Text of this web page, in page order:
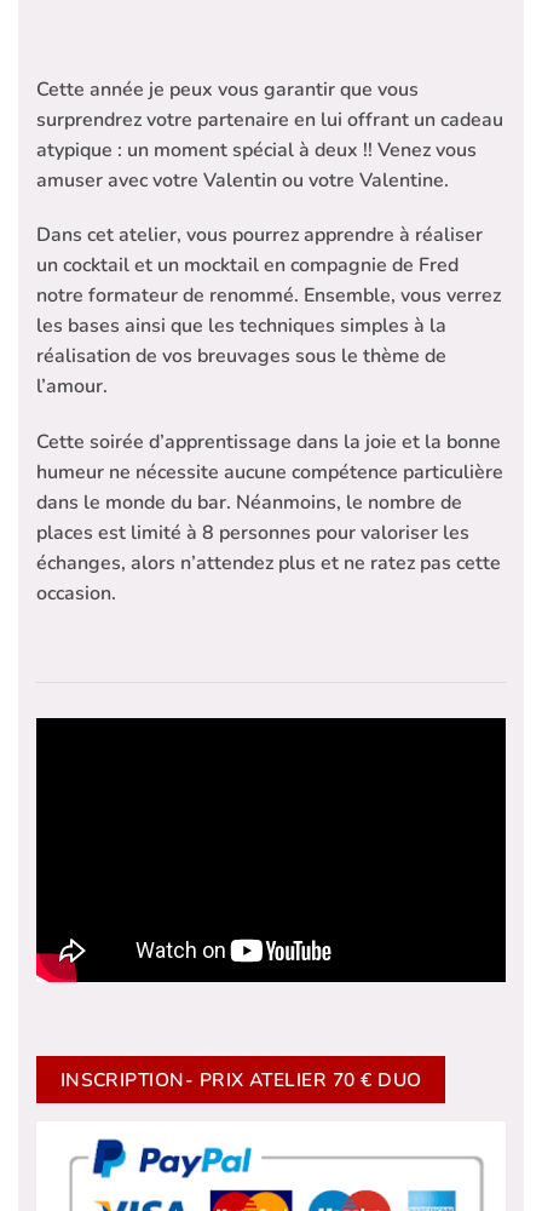
Cette année je peux vous garantir que vous
surprendrez votre partenaire en lui offrant un cadeau
atypique : un moment spécial à deux !! Venez vous
amuser avec votre Valentin ou votre Valentine.
Dans cet atelier, vous pourrez apprendre à réaliser
un cocktail et un mocktail en compagnie de Fred
notre formateur de renommé. Ensemble, vous verrez
les bases ainsi que les techniques simples à la
réalisation de vos breuvages sous le thème de
l’amour.
Cette soirée d’apprentissage dans la joie et la bonne
humeur ne nécessite aucune compétence particulière
dans le monde du bar. Néanmoins, le nombre de
places est limité à 8 personnes pour valoriser les
échanges, alors n’attendez plus et ne ratez pas cette
occasion.
INSCRIPTION- PRIX ATELIER 70 € DUO